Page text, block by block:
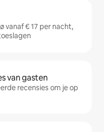
vanaf € 17 per nacht,
van gasten
recensies om je op